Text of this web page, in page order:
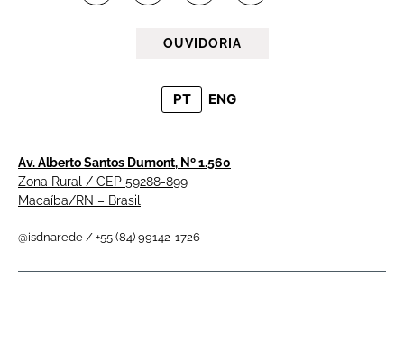
OUVIDORIA
PT ENG
Av. Alberto Santos Dumont, Nº 1.560
Zona Rural / CEP 59288-899
Macaíba/RN – Brasil
@isdnarede / +55 (84) 99142-1726